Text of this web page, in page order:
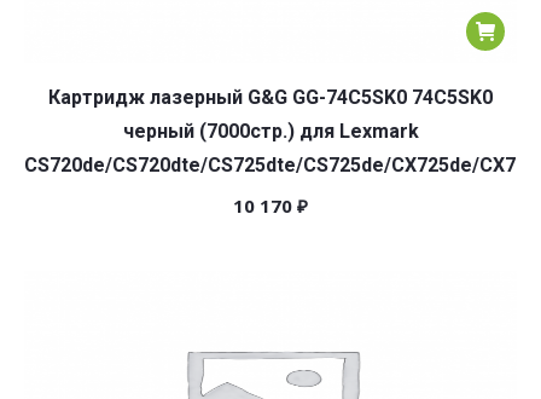
Картридж лазерный G&G GG-74C5SK0 74C5SK0
черный (7000стр.) для Lexmark
CS720de/CS720dte/CS725dte/CS725de/CX725de/
10 170 ₽